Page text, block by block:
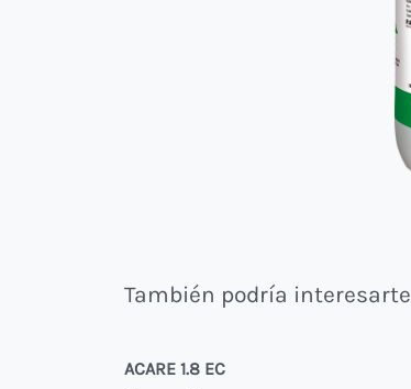
También podría interesarte
ACARE 1.8 EC